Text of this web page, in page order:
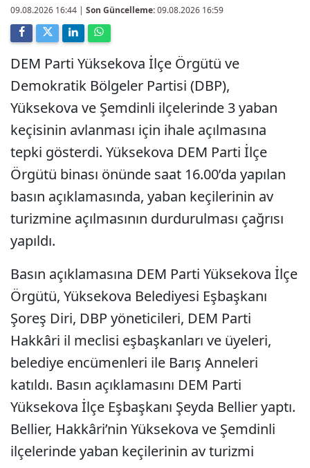
09.08.2026 16:44 | Son Güncelleme:09.08.2026 16:59
DEM Parti Yüksekova İlçe Örgütü ve
Demokratik Bölgeler Partisi (DBP),
Yüksekova ve Şemdinli ilçelerinde 3 yaban
keçisinin avlanması için ihale açılmasına
tepki gösterdi. Yüksekova DEM Parti İlçe
Örgütü binası önünde saat 16.00’da yapılan
basın açıklamasında, yaban keçilerinin av
turizmine açılmasının durdurulması çağrısı
yapıldı.
Basın açıklamasına DEM Parti Yüksekova İlçe
Örgütü, Yüksekova Belediyesi Eşbaşkanı
Şoreş Diri, DBP yöneticileri, DEM Parti
Hakkâri il meclisi eşbaşkanları ve üyeleri,
belediye encümenleri ile Barış Anneleri
katıldı. Basın açıklamasını DEM Parti
Yüksekova İlçe Eşbaşkanı Şeyda Bellier yaptı.
Bellier, Hakkâri’nin Yüksekova ve Şemdinli
ilçelerinde yaban keçilerinin av turizmi